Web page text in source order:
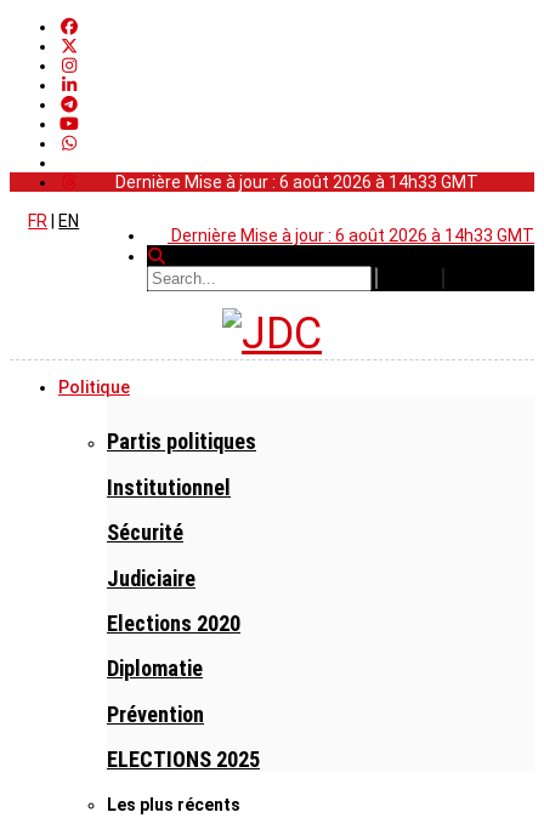
Dernière Mise à jour : 6 août 2026 à 14h33 GMT
Dernière Mise à jour : 6 août 2026 à 14h33 GMT
FR
EN
Politique
Partis politiques
Institutionnel
Sécurité
Judiciaire
Elections 2020
Diplomatie
Prévention
ELECTIONS 2025
Les plus récents